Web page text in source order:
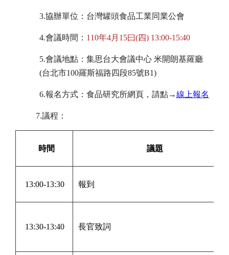
3.協辦單位：台灣罐頭食品工業同業公會
4.會議時間： 110年4月15曰(四) 13:00-15:40
5.會議地點：集思台大會議中心 米開朗基羅廳
(台北市100羅斯福路四段85號B1)
6.報名方式：食品研究所網頁，請點→線上報名
7.議程：
時間 議題
13:00-13:30 報到
13:30-13:40 長官致詞